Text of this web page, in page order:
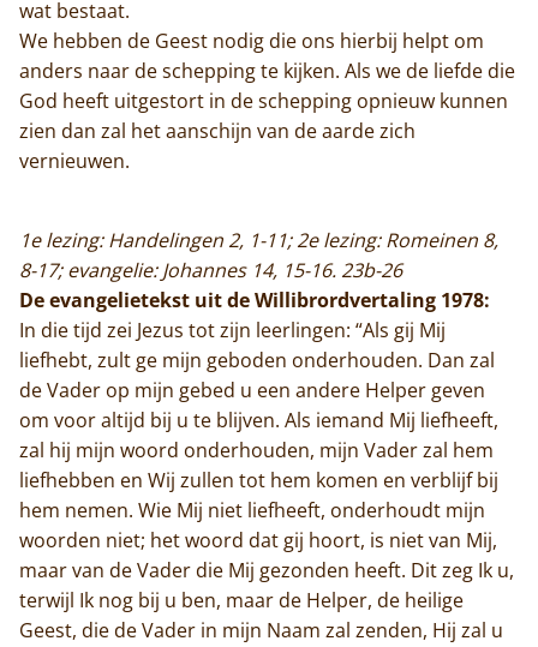
wat bestaat.
We hebben de Geest nodig die ons hierbij helpt om
anders naar de schepping te kijken. Als we de liefde die
God heeft uitgestort in de schepping opnieuw kunnen
zien dan zal het aanschijn van de aarde zich
vernieuwen.
1e lezing: Handelingen 2, 1-11; 2e lezing: Romeinen 8,
8-17; evangelie: Johannes 14, 15-16. 23b-26
De evangelietekst uit de Willibrordvertaling 1978:
In die tijd zei Jezus tot zijn leerlingen: “Als gij Mij
liefhebt, zult ge mijn geboden onderhouden. Dan zal
de Vader op mijn gebed u een andere Helper geven
om voor altijd bij u te blijven. Als iemand Mij liefheeft,
zal hij mijn woord onderhouden, mijn Vader zal hem
liefhebben en Wij zullen tot hem komen en verblijf bij
hem nemen. Wie Mij niet liefheeft, onderhoudt mijn
woorden niet; het woord dat gij hoort, is niet van Mij,
maar van de Vader die Mij gezonden heeft. Dit zeg Ik u,
terwijl Ik nog bij u ben, maar de Helper, de heilige
Geest, die de Vader in mijn Naam zal zenden, Hij zal u